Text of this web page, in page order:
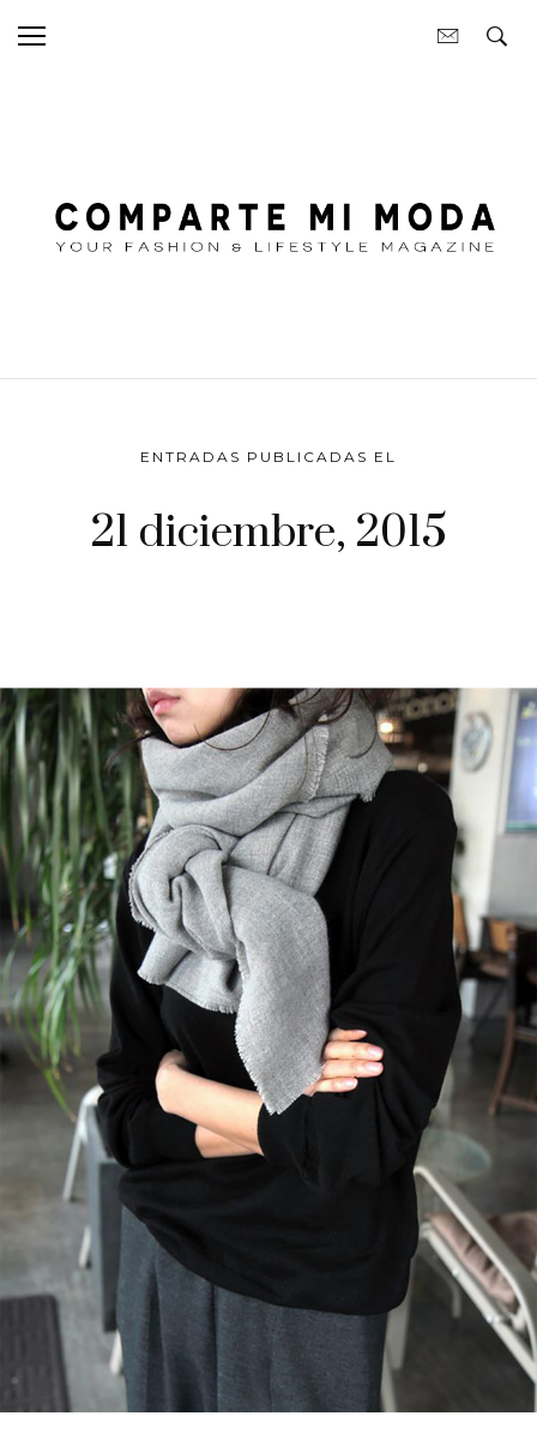
ENTRADAS PUBLICADAS EL
21 diciembre, 2015